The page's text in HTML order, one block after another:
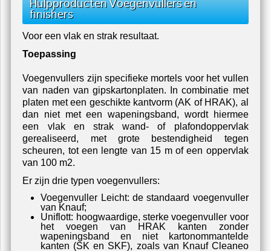
Hulpproducten Voegenvullers en
finishers
Voor een vlak en strak resultaat.
Toepassing
Voegenvullers zijn specifieke mortels voor het vullen
van naden van gipskartonplaten. In combinatie met
platen met een geschikte kantvorm (AK of HRAK), al
dan niet met een wapeningsband, wordt hiermee
een vlak en strak wand- of plafondoppervlak
gerealiseerd, met grote bestendigheid tegen
scheuren, tot een lengte van 15 m of een oppervlak
van 100 m2.
Er zijn drie typen voegenvullers:
Voegenvuller Leicht: de standaard voegenvuller
van Knauf;
Uniflott: hoogwaardige, sterke voegenvuller voor
het voegen van HRAK kanten zonder
wapeningsband en niet kartonommantelde
kanten (SK en SKF), zoals van Knauf Cleaneo